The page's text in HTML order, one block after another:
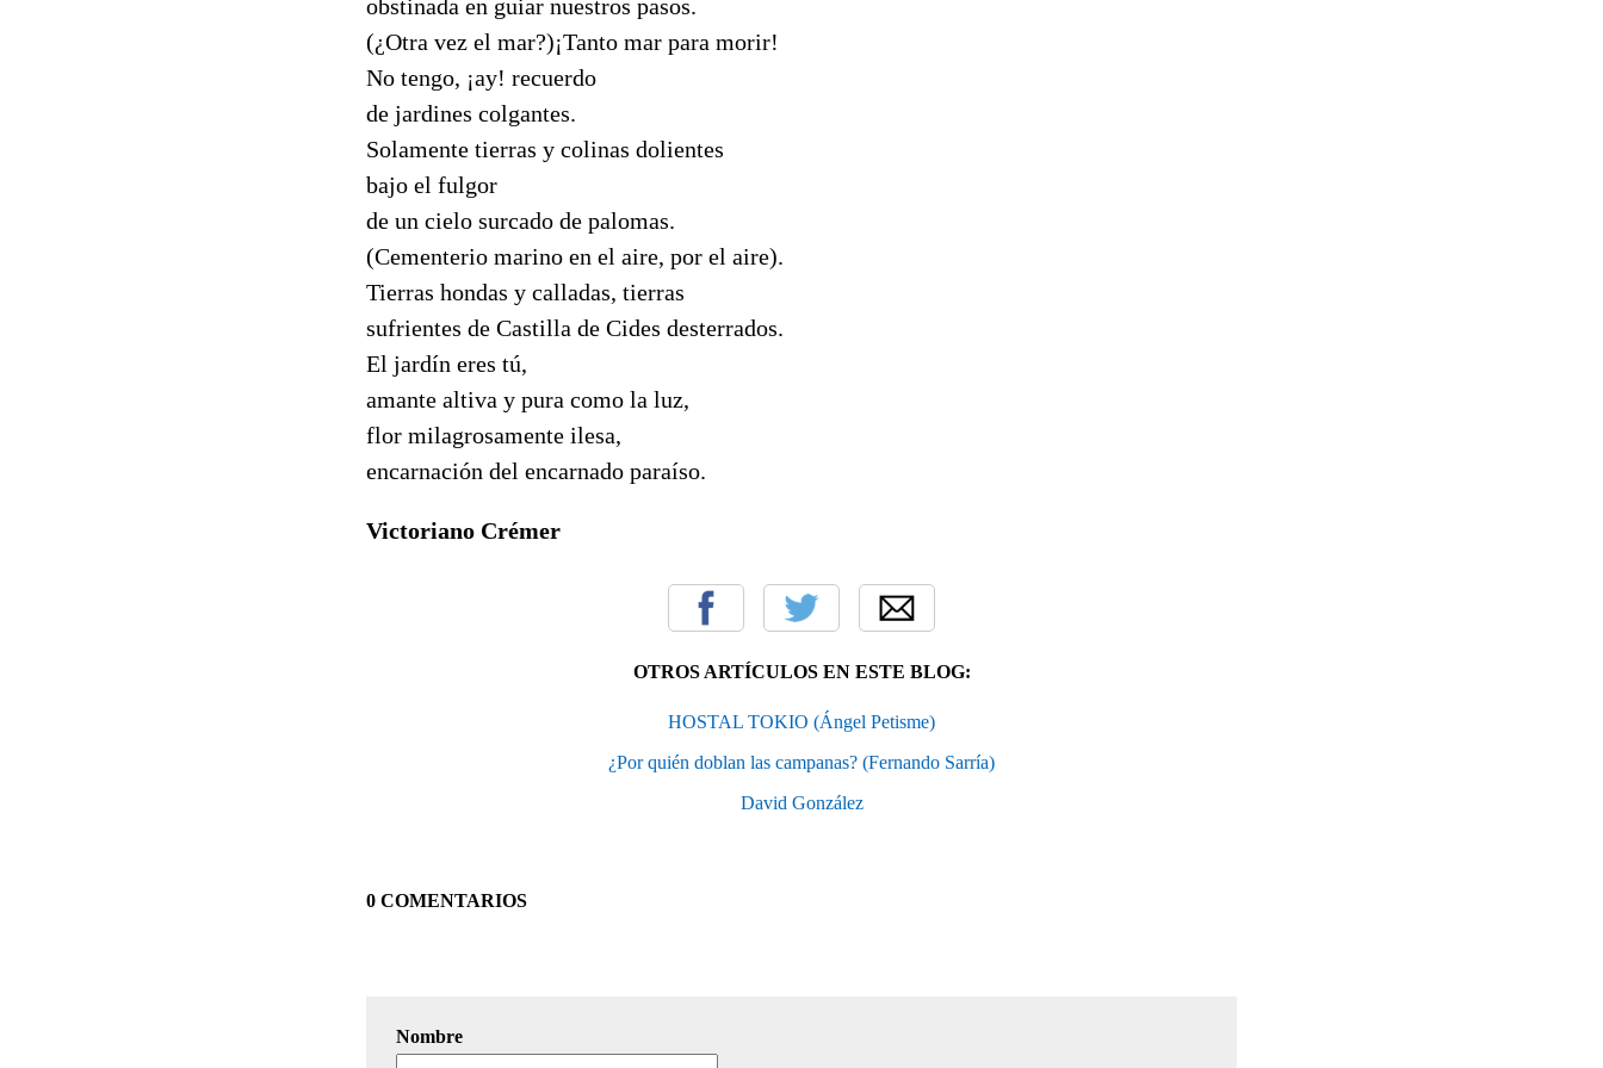
obstinada en guiar nuestros pasos.
(¿Otra vez el mar?)¡Tanto mar para morir!
No tengo, ¡ay! recuerdo
de jardines colgantes.
Solamente tierras y colinas dolientes
bajo el fulgor
de un cielo surcado de palomas.
(Cementerio marino en el aire, por el aire).
Tierras hondas y calladas, tierras
sufrientes de Castilla de Cides desterrados.
El jardín eres tú,
amante altiva y pura como la luz,
flor milagrosamente ilesa,
encarnación del encarnado paraíso.
Victoriano Crémer
OTROS ARTÍCULOS EN ESTE BLOG:
HOSTAL TOKIO (Ángel Petisme)
¿Por quién doblan las campanas? (Fernando Sarría)
David González
0 COMENTARIOS
Nombre